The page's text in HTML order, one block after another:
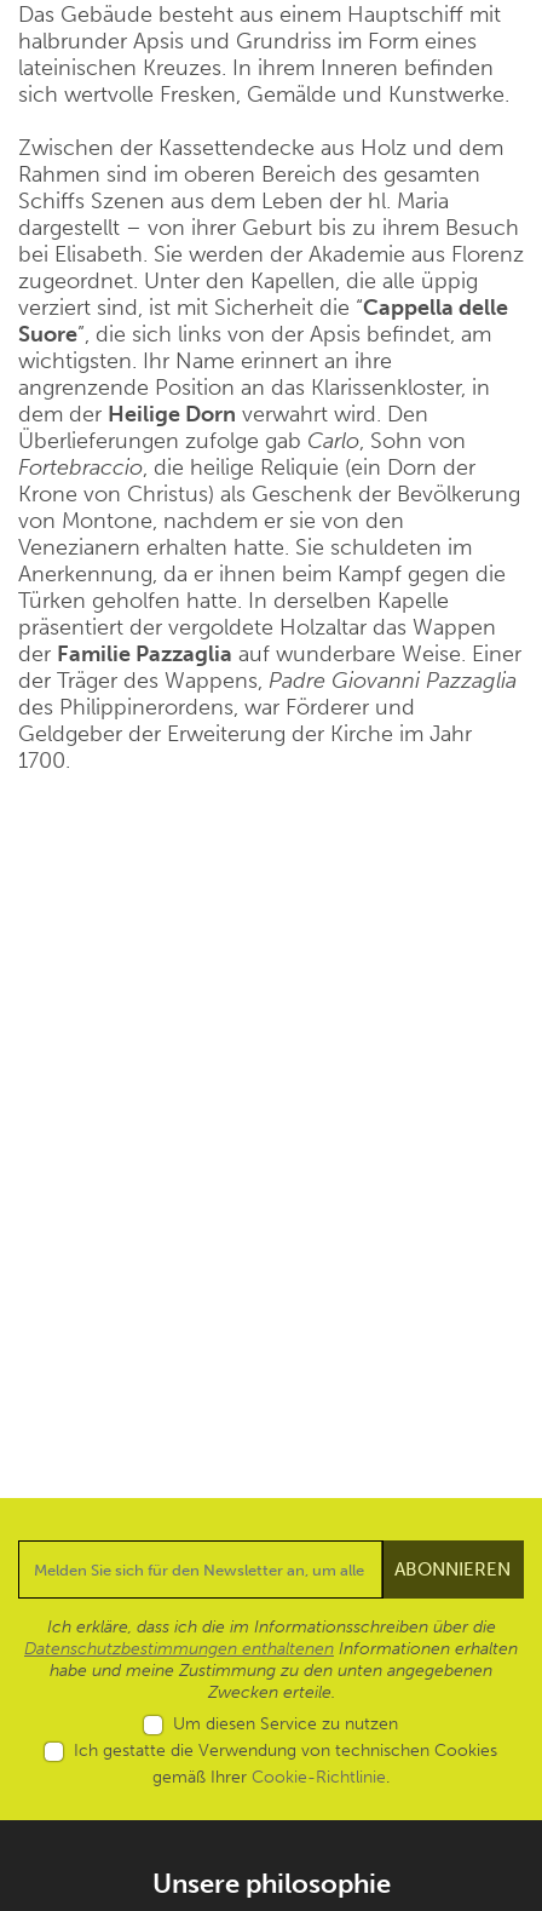
Das Gebäude besteht aus einem Hauptschiff mit
halbrunder Apsis und Grundriss im Form eines
lateinischen Kreuzes. In ihrem Inneren befinden
sich wertvolle Fresken, Gemälde und Kunstwerke.
Zwischen der Kassettendecke aus Holz und dem
Rahmen sind im oberen Bereich des gesamten
Schiffs Szenen aus dem Leben der hl. Maria
dargestellt – von ihrer Geburt bis zu ihrem Besuch
bei Elisabeth. Sie werden der Akademie aus Florenz
zugeordnet. Unter den Kapellen, die alle üppig
verziert sind, ist mit Sicherheit die “Cappella delle
Suore”, die sich links von der Apsis befindet, am
wichtigsten. Ihr Name erinnert an ihre
angrenzende Position an das Klarissenkloster, in
dem der Heilige Dorn verwahrt wird. Den
Überlieferungen zufolge gab Carlo, Sohn von
Fortebraccio, die heilige Reliquie (ein Dorn der
Krone von Christus) als Geschenk der Bevölkerung
von Montone, nachdem er sie von den
Venezianern erhalten hatte. Sie schuldeten im
Anerkennung, da er ihnen beim Kampf gegen die
Türken geholfen hatte. In derselben Kapelle
präsentiert der vergoldete Holzaltar das Wappen
der Familie Pazzaglia auf wunderbare Weise. Einer
der Träger des Wappens, Padre Giovanni Pazzaglia
des Philippinerordens, war Förderer und
Geldgeber der Erweiterung der Kirche im Jahr
1700.
Ich erkläre, dass ich die im Informationsschreiben über die
Datenschutzbestimmungen enthaltenen Informationen erhalten
habe und meine Zustimmung zu den unten angegebenen
Zwecken erteile.
Um diesen Service zu nutzen
Ich gestatte die Verwendung von technischen Cookies
gemäß Ihrer Cookie-Richtlinie.
Unsere philosophie